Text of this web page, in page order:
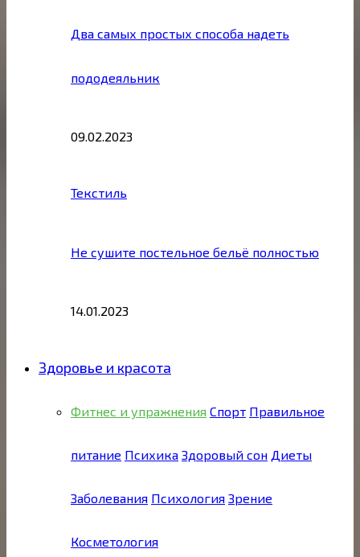
Два самых простых способа надеть
пододеяльник
09.02.2023
Текстиль
Не сушите постельное бельё полностью
14.01.2023
Здоровье и красота
Фитнес и упражнения Спорт Правильное
питание Психика Здоровый сон Диеты
Заболевания Психология Зрение
Косметология